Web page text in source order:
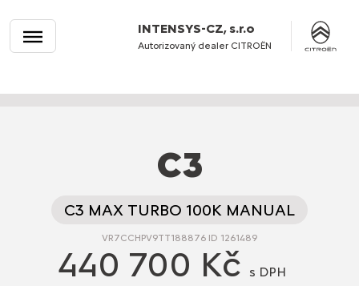
INTENSYS-CZ, s.r.o
Autorizovaný dealer CITROËN
C3
C3 MAX TURBO 100K MANUAL
VR7CCHPV9TT188876 ID 1261489
440 700 Kč s DPH